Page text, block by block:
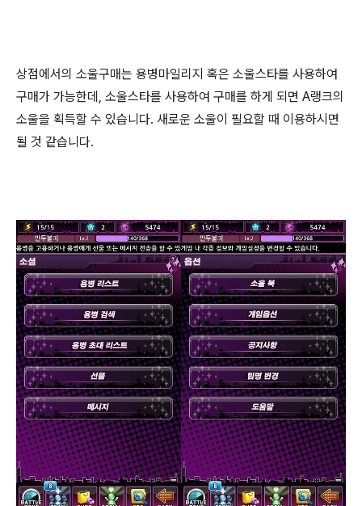
상점에서의 소울구매는 용병마일리지 혹은 소울스타를 사용하여
구매가 가능한데, 소울스타를 사용하여 구매를 하게 되면 A랭크의
소울을 획득할 수 있습니다. 새로운 소울이 필요할 때 이용하시면
될 것 같습니다.